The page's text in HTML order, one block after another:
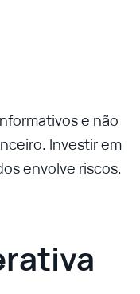
e não
Investir em
envolve riscos.